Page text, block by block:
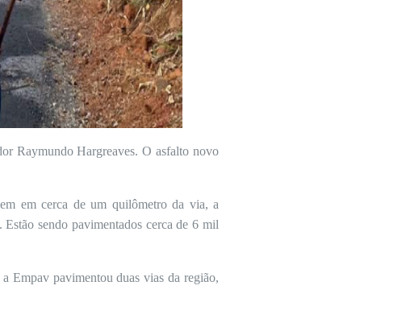
Raymundo Hargreaves. O asfalto novo
em cerca de um quilômetro da via, a
sendo pavimentados cerca de 6 mil
Empav pavimentou duas vias da região,